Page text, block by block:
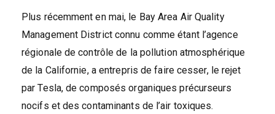
Plus récemment en mai, le Bay Area Air Quality
Management District connu comme étant l’agence
régionale de contrôle de la pollution atmosphérique
de la Californie, a entrepris de faire cesser, le rejet
par Tesla, de composés organiques précurseurs
nocifs et des contaminants de l’air toxiques.